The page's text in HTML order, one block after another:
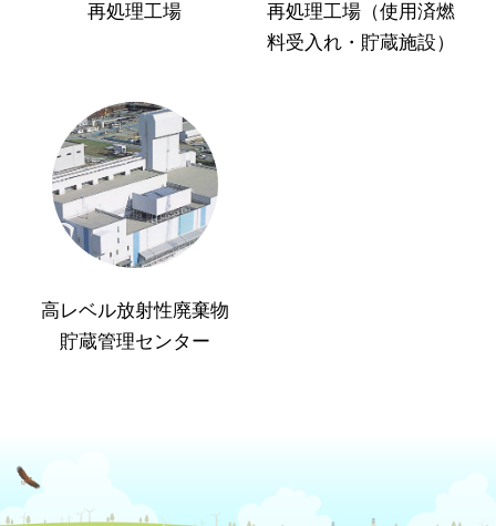
再処理工場
再処理工場（使用済燃
料受入れ・貯蔵施設）
高レベル放射性廃棄物
貯蔵管理センター